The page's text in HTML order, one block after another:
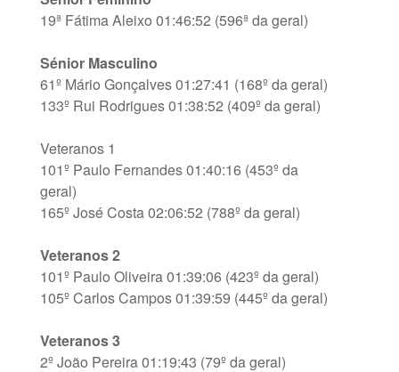
19ª Fátima Aleixo 01:46:52 (596ª da geral)
Sénior Masculino
61º Mário Gonçalves 01:27:41 (168º da geral)
133º Rui Rodrigues 01:38:52 (409º da geral)
Veteranos 1
101º Paulo Fernandes 01:40:16 (453º da
geral)
165º José Costa 02:06:52 (788º da geral)
Veteranos 2
101º Paulo Oliveira 01:39:06 (423º da geral)
105º Carlos Campos 01:39:59 (445º da geral)
Veteranos 3
2º João Pereira 01:19:43 (79º da geral)